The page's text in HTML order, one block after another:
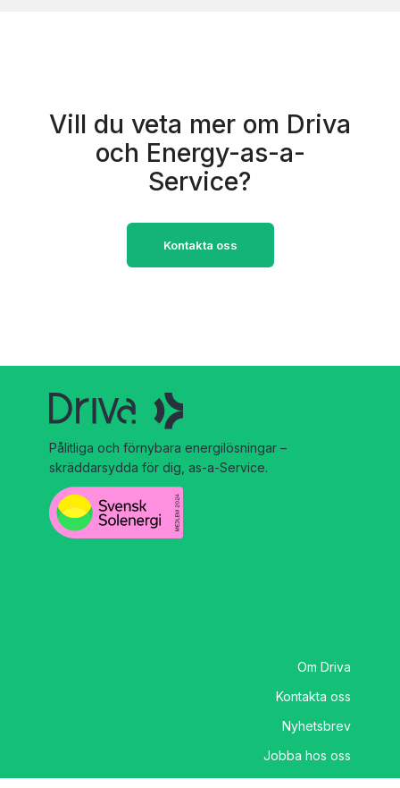
Vill du veta mer om Driva
och Energy-as-a-
Service?
Kontakta oss
Pålitliga och förnybara energilösningar –
skräddarsydda för dig, as-a-Service.
Om Driva
Kontakta oss
Nyhetsbrev
Jobba hos oss